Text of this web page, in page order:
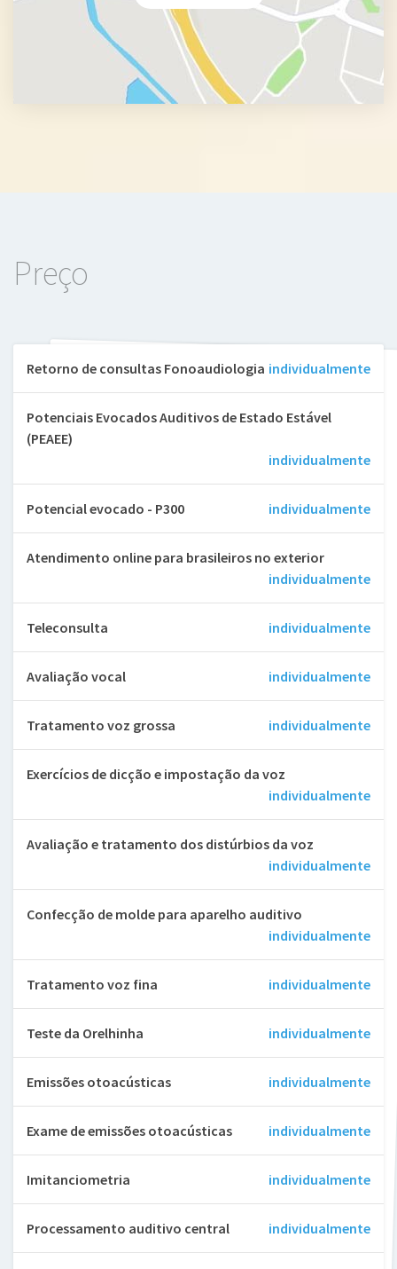
Preço
Retorno de consultas Fonoaudiologia individualmente
Potenciais Evocados Auditivos de Estado Estável
(PEAEE)
individualmente
Potencial evocado - P300 individualmente
Atendimento online para brasileiros no exterior
individualmente
Teleconsulta individualmente
Avaliação vocal individualmente
Tratamento voz grossa individualmente
Exercícios de dicção e impostação da voz
individualmente
Avaliação e tratamento dos distúrbios da voz
individualmente
Confecção de molde para aparelho auditivo
individualmente
Tratamento voz fina individualmente
Teste da Orelhinha individualmente
Emissões otoacústicas individualmente
Exame de emissões otoacústicas individualmente
Imitanciometria individualmente
Processamento auditivo central individualmente